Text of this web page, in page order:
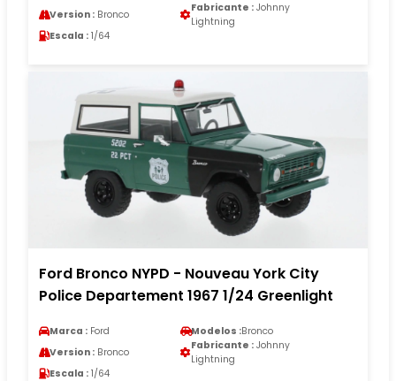
Version : Bronco
Fabricante : Johnny
Lightning
Escala : 1/64
Ford Bronco NYPD - Nouveau York City
Police Departement 1967 1/24 Greenlight
Marca : Ford Modelos :Bronco
Version : Bronco
Fabricante : Johnny
Lightning
Escala : 1/64